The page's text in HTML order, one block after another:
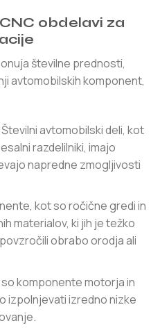
obdelavi za
številne prednosti,
avtomobilskih komponent,
avtomobilski deli, kot
razdelilniki, imajo
napredne zmogljivosti
kot so ročične gredi in
materialov, ki jih je težko
obrabo orodja ali
so komponente motorja in
izpolnjevati izredno nizke